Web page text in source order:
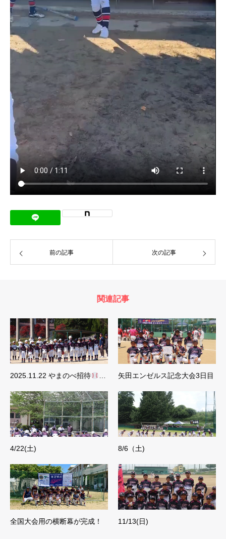
前の記事 次の記事
関連記事
2025.11.22 やまのべ招待 矢田エンゼルス記念大会3日目
4/22(土) 8/6（土)
全国大会用の横断幕が完成！ 11/13(日)